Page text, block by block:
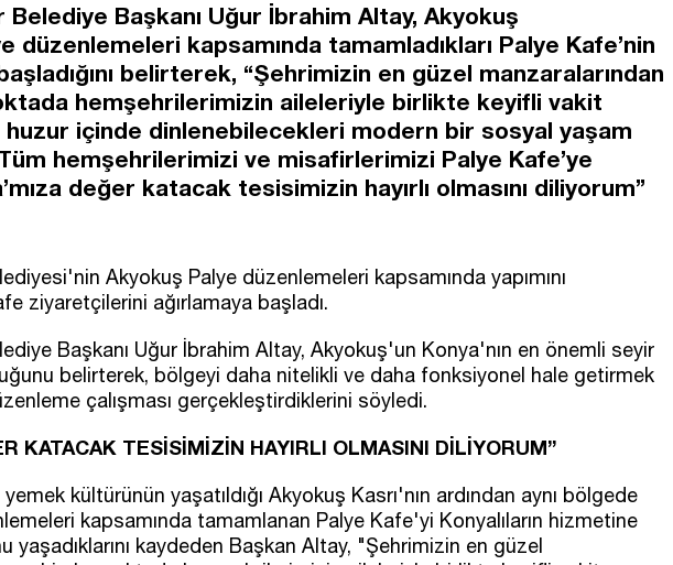
Belediye Başkanı Uğur İbrahim Altay, Akyokuş
düzenlemeleri kapsamında tamamladıkları Palye Kafe’nin
belirterek, “Şehrimizin en güzel manzaralarından
hemşehrilerimizin aileleriyle birlikte keyifli vakit
içinde dinlenebilecekleri modern bir sosyal yaşam
hemşehrilerimizi ve misafirlerimizi Palye Kafe’ye
değer katacak tesisimizin hayırlı olmasını diliyorum”
Akyokuş Palye düzenlemeleri kapsamında yapımını
ziyaretçilerini ağırlamaya başladı.
Başkanı Uğur İbrahim Altay, Akyokuş'un Konya'nın en önemli seyir
belirterek, bölgeyi daha nitelikli ve daha fonksiyonel hale getirmek
çalışması gerçekleştirdiklerini söyledi.
KATACAK TESİSİMİZİN HAYIRLI OLMASINI DİLİYORUM”
kültürünün yaşatıldığı Akyokuş Kasrı'nın ardından aynı bölgede
kapsamında tamamlanan Palye Kafe'yi Konyalıların hizmetine
yaşadıklarını kaydeden Başkan Altay, "Şehrimizin en güzel